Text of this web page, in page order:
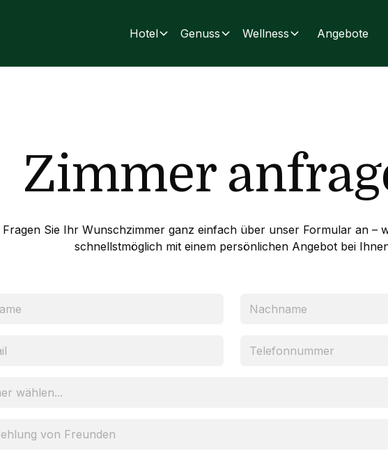
Hotel Genuss Wellness Angebote
Zimmer
Fragen Sie Ihr Wunschzimmer ganz einfach über unser Formular an –
schnellstmöglich mit einem persönlichen Angebot bei